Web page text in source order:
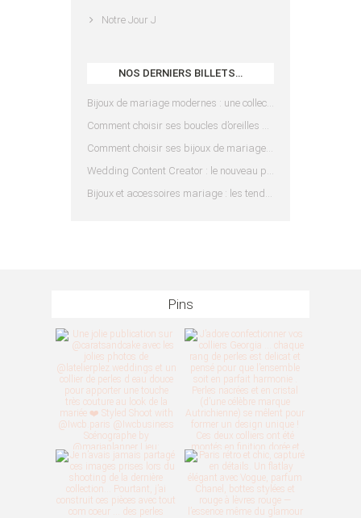
Notre Jour J
NOS DERNIERS BILLETS…
Bijoux de mariage modernes : une collection pensée pour les mariées d’aujourd’hui
Comment choisir ses boucles d’oreilles de mariée en fonction de sa coiffure ?
Comment choisir ses bijoux de mariage en fonction de sa robe ?
Wedding Content Creator : le nouveau prestataire indispensable pour votre mariage
Bijoux et accessoires mariage : les tendances 2025
Pins